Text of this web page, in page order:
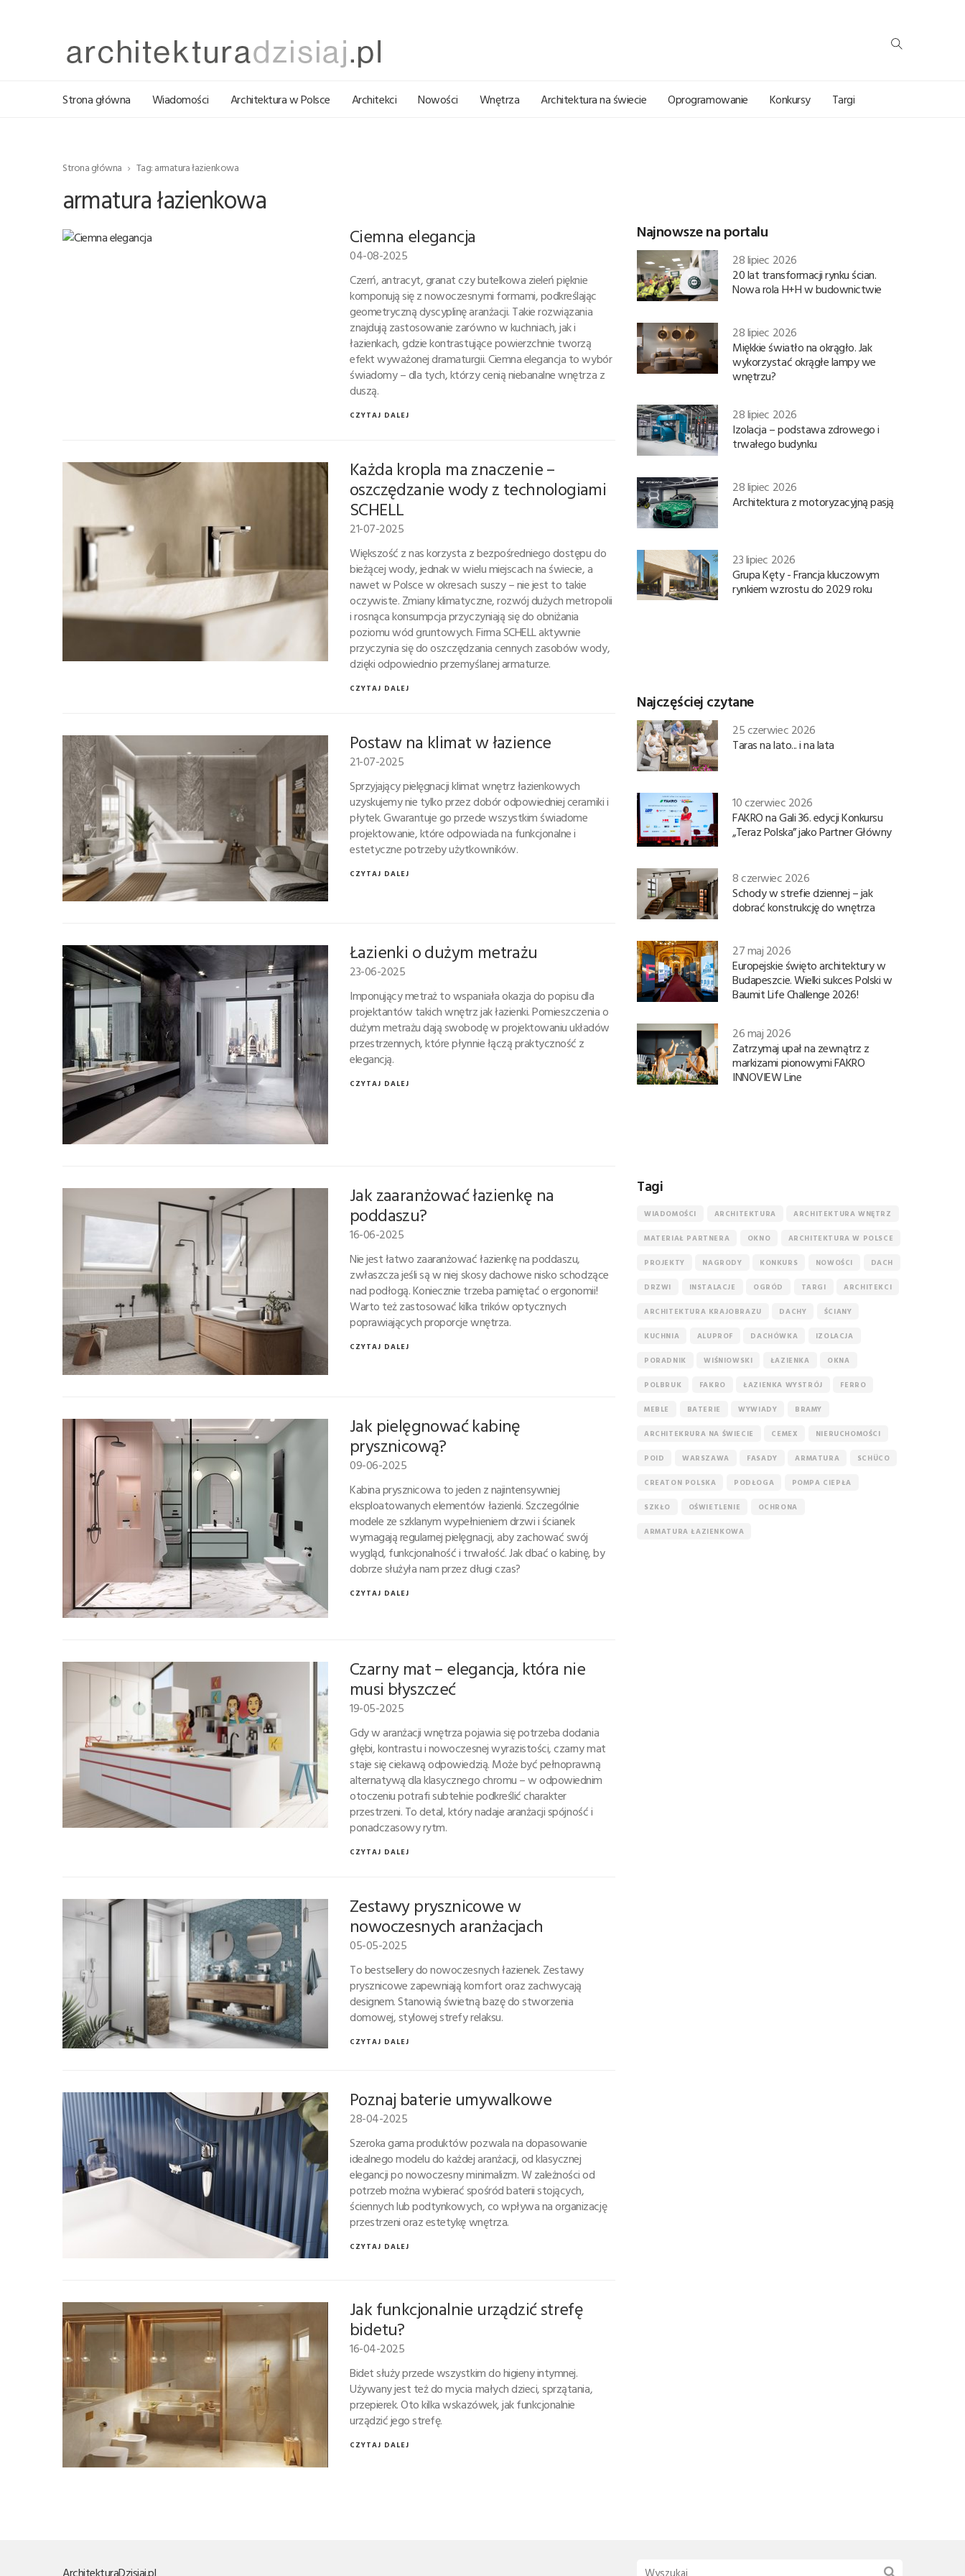
Strona główna Wiadomości Architektura w Polsce Architekci Nowości Wnętrza Architektura na świecie Oprogramowanie Konkursy Targi
Strona główna Tag: armatura łazienkowa
armatura łazienkowa
Ciemna elegancja
04-08-2025
Czerń, antracyt, granat czy butelkowa zieleń pięknie
komponują się z nowoczesnymi formami, podkreślając
geometryczną dyscyplinę aranżacji. Takie rozwiązania
znajdują zastosowanie zarówno w kuchniach, jak i
łazienkach, gdzie kontrastujące powierzchnie tworzą
efekt wyważonej dramaturgii. Ciemna elegancja to wybór
świadomy – dla tych, którzy cenią niebanalne wnętrza z
duszą.
CZYTAJ DALEJ
Każda kropla ma znaczenie –
oszczędzanie wody z technologiami
SCHELL
21-07-2025
Większość z nas korzysta z bezpośredniego dostępu do
bieżącej wody, jednak w wielu miejscach na świecie, a
nawet w Polsce w okresach suszy – nie jest to takie
oczywiste. Zmiany klimatyczne, rozwój dużych metropolii
i rosnąca konsumpcja przyczyniają się do obniżania
poziomu wód gruntowych. Firma SCHELL aktywnie
przyczynia się do oszczędzania cennych zasobów wody,
dzięki odpowiednio przemyślanej armaturze.
CZYTAJ DALEJ
Postaw na klimat w łazience
21-07-2025
Sprzyjający pielęgnacji klimat wnętrz łazienkowych
uzyskujemy nie tylko przez dobór odpowiedniej ceramiki i
płytek. Gwarantuje go przede wszystkim świadome
projektowanie, które odpowiada na funkcjonalne i
estetyczne potrzeby użytkowników.
CZYTAJ DALEJ
Łazienki o dużym metrażu
23-06-2025
Imponujący metraż to wspaniała okazja do popisu dla
projektantów takich wnętrz jak łazienki. Pomieszczenia o
dużym metrażu dają swobodę w projektowaniu układów
przestrzennych, które płynnie łączą praktyczność z
elegancją.
CZYTAJ DALEJ
Jak zaaranżować łazienkę na
poddaszu?
16-06-2025
Nie jest łatwo zaaranżować łazienkę na poddaszu,
zwłaszcza jeśli są w niej skosy dachowe nisko schodzące
nad podłogą. Koniecznie trzeba pamiętać o ergonomii!
Warto też zastosować kilka trików optycznych
poprawiających proporcje wnętrza.
CZYTAJ DALEJ
Jak pielęgnować kabinę
prysznicową?
09-06-2025
Kabina prysznicowa to jeden z najintensywniej
eksploatowanych elementów łazienki. Szczególnie
modele ze szklanym wypełnieniem drzwi i ścianek
wymagają regularnej pielęgnacji, aby zachować swój
wygląd, funkcjonalność i trwałość. Jak dbać o kabinę, by
dobrze służyła nam przez długi czas?
CZYTAJ DALEJ
Czarny mat – elegancja, która nie
musi błyszczeć
19-05-2025
Gdy w aranżacji wnętrza pojawia się potrzeba dodania
głębi, kontrastu i nowoczesnej wyrazistości, czarny mat
staje się ciekawą odpowiedzią. Może być pełnoprawną
alternatywą dla klasycznego chromu – w odpowiednim
otoczeniu potrafi subtelnie podkreślić charakter
przestrzeni. To detal, który nadaje aranżacji spójność i
ponadczasowy rytm.
CZYTAJ DALEJ
Zestawy prysznicowe w
nowoczesnych aranżacjach
05-05-2025
To bestsellery do nowoczesnych łazienek. Zestawy
prysznicowe zapewniają komfort oraz zachwycają
designem. Stanowią świetną bazę do stworzenia
domowej, stylowej strefy relaksu.
CZYTAJ DALEJ
Poznaj baterie umywalkowe
28-04-2025
Szeroka gama produktów pozwala na dopasowanie
idealnego modelu do każdej aranżacji, od klasycznej
elegancji po nowoczesny minimalizm. W zależności od
potrzeb można wybierać spośród baterii stojących,
ściennych lub podtynkowych, co wpływa na organizację
przestrzeni oraz estetykę wnętrza.
CZYTAJ DALEJ
Jak funkcjonalnie urządzić strefę
bidetu?
16-04-2025
Bidet służy przede wszystkim do higieny intymnej.
Używany jest też do mycia małych dzieci, sprzątania,
przepierek. Oto kilka wskazówek, jak funkcjonalnie
urządzić jego strefę.
CZYTAJ DALEJ
Najnowsze na portalu
28 lipiec 2026
20 lat transformacji rynku ścian.
Nowa rola H+H w budownictwie
28 lipiec 2026
Miękkie światło na okrągło. Jak
wykorzystać okrągłe lampy we
wnętrzu?
28 lipiec 2026
Izolacja – podstawa zdrowego i
trwałego budynku
28 lipiec 2026
Architektura z motoryzacyjną pasją
23 lipiec 2026
Grupa Kęty - Francja kluczowym
rynkiem wzrostu do 2029 roku
Najczęściej czytane
25 czerwiec 2026
Taras na lato... i na lata
10 czerwiec 2026
FAKRO na Gali 36. edycji Konkursu
„Teraz Polska” jako Partner Główny
8 czerwiec 2026
Schody w strefie dziennej – jak
dobrać konstrukcję do wnętrza
27 maj 2026
Europejskie święto architektury w
Budapeszcie. Wielki sukces Polski w
Baumit Life Challenge 2026!
26 maj 2026
Zatrzymaj upał na zewnątrz z
markizami pionowymi FAKRO
INNOVIEW Line
Tagi
WIADOMOŚCI ARCHITEKTURA ARCHITEKTURA WNĘTRZ
MATERIAŁ PARTNERA OKNO ARCHITEKTURA W POLSCE
PROJEKTY NAGRODY KONKURS NOWOŚCI DACH
DRZWI INSTALACJE OGRÓD TARGI ARCHITEKCI
ARCHITEKTURA KRAJOBRAZU DACHY ŚCIANY
KUCHNIA ALUPROF DACHÓWKA IZOLACJA
PORADNIK WIŚNIOWSKI ŁAZIENKA OKNA
POLBRUK FAKRO ŁAZIENKA WYSTRÓJ FERRO
MEBLE BATERIE WYWIADY BRAMY
ARCHITEKRURA NA ŚWIECIE CEMEX NIERUCHOMOŚCI
POID WARSZAWA FASADY ARMATURA SCHÜCO
CREATON POLSKA PODŁOGA POMPA CIEPŁA
SZKŁO OŚWIETLENIE OCHRONA
ARMATURA ŁAZIENKOWA